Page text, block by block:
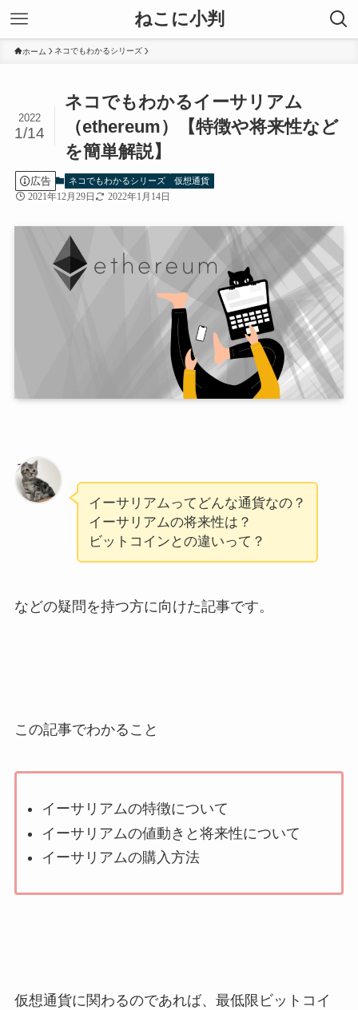
ねこに小判
ホーム ネコでもわかるシリーズ
ネコでもわかるイーサリアム
（ethereum）【特徴や将来性など
を簡単解説】
2022
1/14
広告 ネコでもわかるシリーズ
仮想通貨
2021年12月29日
2022年1月14日
ろく
イーサリアムってどんな通貨なの？
イーサリアムの将来性は？
ビットコインとの違いって？
などの疑問を持つ方に向けた記事です。
この記事でわかること
イーサリアムの特徴について
イーサリアムの値動きと将来性について
イーサリアムの購入方法
仮想通貨に関わるのであれば、最低限ビットコイ